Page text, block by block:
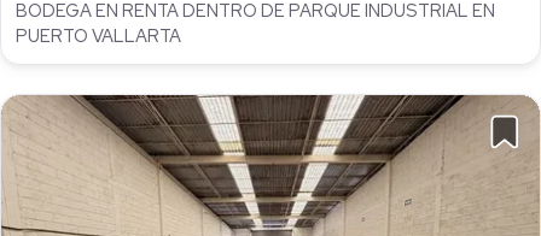
BODEGA EN RENTA DENTRO DE PARQUE INDUSTRIAL EN
PUERTO VALLARTA